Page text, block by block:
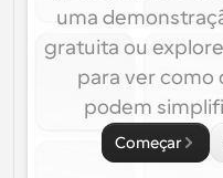
uma
gratuita ou
para ver como
podem
Começar